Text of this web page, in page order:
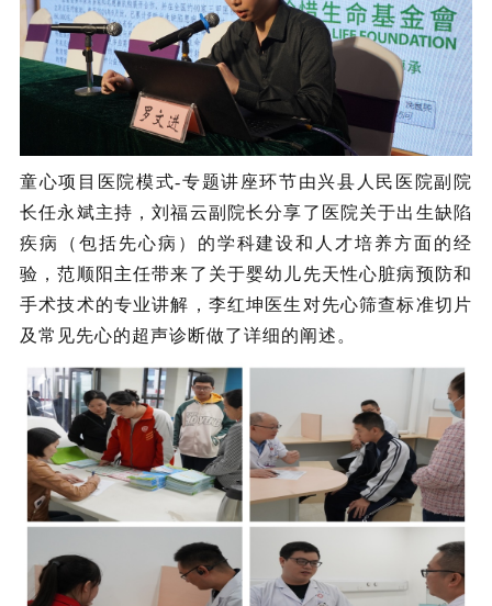
童心项目医院模式-专题讲座环节由兴县人民医院副院
长任永斌主持，刘福云副院长分享了医院关于出生缺陷
疾病（包括先心病）的学科建设和人才培养方面的经
验，范顺阳主任带来了关于婴幼儿先天性心脏病预防和
手术技术的专业讲解，李红坤医生对先心筛查标准切片
及常见先心的超声诊断做了详细的阐述。